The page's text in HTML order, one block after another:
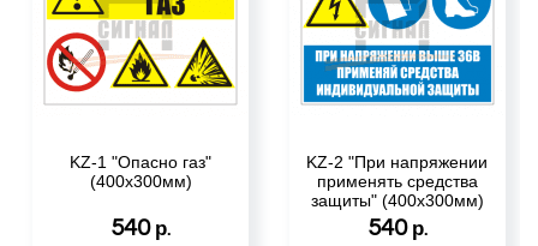
KZ-1 "Опасно газ"
(400х300мм)
540 р.
KZ-2 "При напряжении
применять средства
защиты" (400х300мм)
540 р.